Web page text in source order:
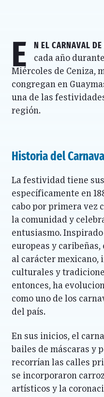
E nEl Carnaval de
cada año
Miércoles de Ceniza,
congregan en
una de las
región.
Historia del
La festividad tiene
específicamente en
cabo por primera vez
la comunidad y
entusiasmo.
europeas y
al carácter mexicano,
culturales y
entonces, ha
como uno de los
del país.
En sus inicios, el
bailes de máscaras y
recorrían las calles
se incorporaron
artísticos y la